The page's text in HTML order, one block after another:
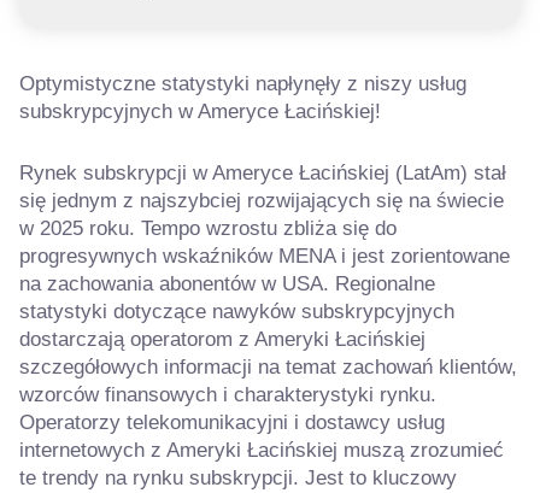
Optymistyczne statystyki napłynęły z niszy usług
subskrypcyjnych w Ameryce Łacińskiej!
Rynek subskrypcji w Ameryce Łacińskiej (LatAm) stał
się jednym z najszybciej rozwijających się na świecie
w 2025 roku. Tempo wzrostu zbliża się do
progresywnych wskaźników MENA i jest zorientowane
na zachowania abonentów w USA. Regionalne
statystyki dotyczące nawyków subskrypcyjnych
dostarczają operatorom z Ameryki Łacińskiej
szczegółowych informacji na temat zachowań klientów,
wzorców finansowych i charakterystyki rynku.
Operatorzy telekomunikacyjni i dostawcy usług
internetowych z Ameryki Łacińskiej muszą zrozumieć
te trendy na rynku subskrypcji. Jest to kluczowy